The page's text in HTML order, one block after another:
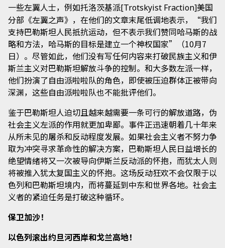
一些左翼人士，例如托洛茨基派[Trotskyist Fraction]美国
分部《左翼之声》，在他们的文章末尾低调地表示，“我们
支持巴勒斯坦人民抵抗运动，但不表示我们赞同哈马斯的战
略和方法，哈马斯的目标是建立一个神权国家”（10月7
日）。尽管如此，他们没有写任何内容来打破民族主义和伊
斯兰主义对巴勒斯坦解放斗争的控制。和大多数左派一样，
他们扮演了自由派啦啦队的角色，即使被压迫群体正被带向
深渊，这些自由派啦啦队也不能批评他们。
鉴于巴勒斯坦人迫切且越来越需要一条可行的解放道路，伪
社会主义左派的作用就更加卑鄙。事件正迅速朝着几十年来
从所未见的屠杀和反动程度发展。如果社会主义者不努力争
取为冲突寻求革命性的解决方案，巴勒斯坦人民日益增长的
绝望情绪将又一次被导向伊斯兰反动派的怀抱，而犹太人则
将被推入犹太复国主义的怀抱。这场反动狂欢不会仅限于以
色列和巴勒斯坦境内，而将蔓延到中东和世界各地。社会主
义者的紧迫任务是打破这种循环。
保卫加沙！
以色列滚出约旦河西岸和戈兰高地！